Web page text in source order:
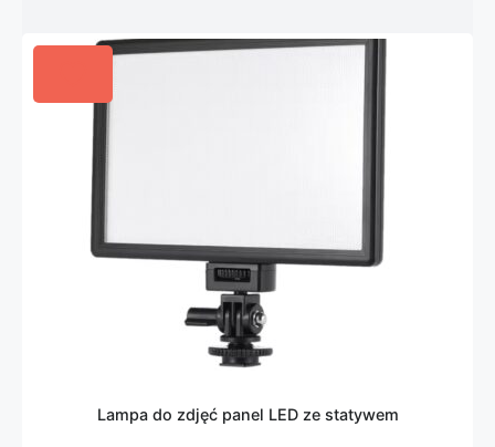
Lampa do zdjęć panel LED ze statywem